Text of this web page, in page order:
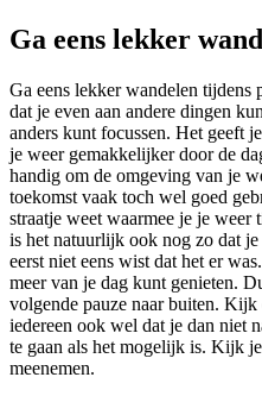
Ga eens lekker
Ga eens lekker wandelen tijdens
dat je even aan andere dingen
anders kunt focussen. Het geeft
je weer gemakkelijker door de
handig om de omgeving van je
toekomst vaak toch wel goed
straatje weet waarmee je je
is het natuurlijk ook nog zo dat
eerst niet eens wist dat het er
meer van je dag kunt genieten.
volgende pauze naar buiten. Kijk
iedereen ook wel dat je dan niet
te gaan als het mogelijk is. Kijk
meenemen.